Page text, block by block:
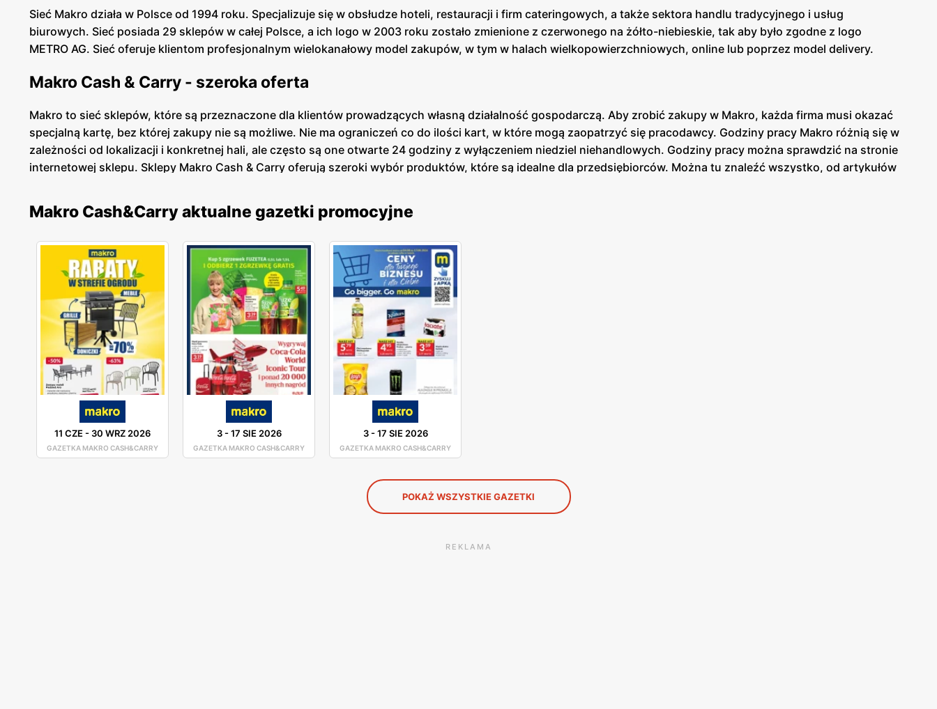
Sieć Makro działa w Polsce od 1994 roku. Specjalizuje się w obsłudze hoteli, restauracji i firm cateringowych, a także sektora handlu tradycyjnego i usług
biurowych. Sieć posiada 29 sklepów w całej Polsce, a ich logo w 2003 roku zostało zmienione z czerwonego na żółto-niebieskie, tak aby było zgodne z logo
METRO AG. Sieć oferuje klientom profesjonalnym wielokanałowy model zakupów, w tym w halach wielkopowierzchniowych, online lub poprzez model delivery.
Makro Cash & Carry - szeroka oferta
Makro to sieć sklepów, które są przeznaczone dla klientów prowadzących własną działalność gospodarczą. Aby zrobić zakupy w Makro, każda firma musi okazać
specjalną kartę, bez której zakupy nie są możliwe. Nie ma ograniczeń co do ilości kart, w które mogą zaopatrzyć się pracodawcy. Godziny pracy Makro różnią się w
zależności od lokalizacji i konkretnej hali, ale często są one otwarte 24 godziny z wyłączeniem niedziel niehandlowych. Godziny pracy można sprawdzić na stronie
internetowej sklepu. Sklepy Makro Cash & Carry oferują szeroki wybór produktów, które są idealne dla przedsiębiorców. Można tu znaleźć wszystko, od artykułów
Dodatkowo, sklepy Makro oferują duże rabaty przy zakupach hurtowych, dzięki czemu możesz zaoszczędzić pieniądze, zaopatrując się w niezbędne produkty.
Sieć Makro jest znana ze swojej gazetki promocyjnej, w której oferuje jedne z najlepszych cen na artykuły spożywcze i przemysłowe. Jest to świetny sposób na
zaopatrzenie się we wszystkie niezbędne produkty, a w dłuższej perspektywie może pomóc zaoszczędzić sporo pieniędzy. Obecna gazetka promocyjna jest pełna
doskonałych ofert, więc upewnij się, że sprawdzisz ją przed pójściem na zakupy. Dla miłośników zakupów online Makro Cash & Carry zbudowało sklep
internetowy. Za pośrednictwem sklepy online Makro można dokonać zakupów bez wychodzenia z domu. Jest to szczególnie ciekawe rozwiązanie dla osób, które
nie lubią stać w kolejkach i chodzić między sklepowymi korytarzami. Strona działa 24 godziny na terenie całego kraju, więc zawsze można dokonać wygodnych
zakupów. Po wybraniu produktów, dodaniu ich do wirtualnego koszyka i dokonaniu bezpiecznej płatności online, pozostaje już tylko czekać na kuriera z
przesyłką. Życzymy udanych zakupów!
Makro Cash&Carry aktualne gazetki promocyjne
11 CZE - 30 WRZ 2026
GAZETKA MAKRO CASH&CARRY
3-17 SIE 2026
GAZETKA MAKRO CASH&CARRY
3-17 SIE 2026
GAZETKA MAKRO CASH&CARRY
POKAŻ WSZYSTKIE GAZETKI
REKLAMA